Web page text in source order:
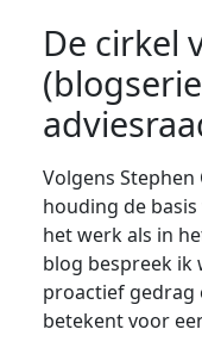
De cirkel
Volgens Stephen
houding de basis
het werk als in
blog bespreek ik
proactief gedrag
betekent voor